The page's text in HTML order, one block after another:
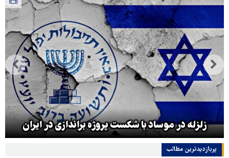
زلزله در موساد با شکست پروژه براندازی در ایران
پربازدیدترین‌ مطالب